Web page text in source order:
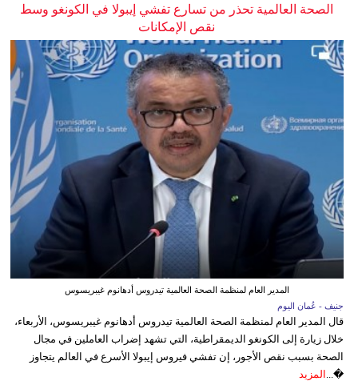
الصحة العالمية تحذر من تسارع تفشي إيبولا في الكونغو وسط
نقص الإمكانات
المدير العام لمنظمة الصحة العالمية تيدروس أدهانوم غيبريسوس
جنيف - عُمان اليوم
قال المدير العام لمنظمة الصحة العالمية تيدروس أدهانوم غيبريسوس، الأربعاء،
خلال زيارة إلى الكونغو الديمقراطية، التي تشهد إضراب العاملين في مجال
الصحة بسبب نقص الأجور، إن تفشي فيروس إيبولا الأسرع في العالم يتجاوز
�... المزيد